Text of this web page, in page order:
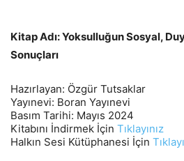
Kitap Adı: Yoksulluğun Sosyal,
Sonuçları
Hazırlayan: Özgür Tutsaklar
Yayınevi: Boran Yayınevi
Basım Tarihi: Mayıs 2024
Kitabını İndirmek İçin Tıklayınız
Halkın Sesi Kütüphanesi İçin